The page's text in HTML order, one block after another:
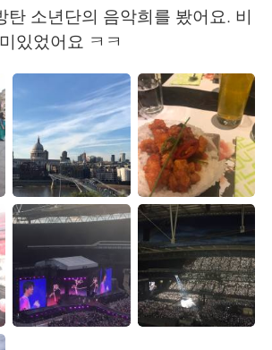
简体中文
العربية
Deutsch
한국어
Italiano
Tiếng Việt
탄 소년단의 음악희를 봤어요. 비
있었어요 ㅋㅋ